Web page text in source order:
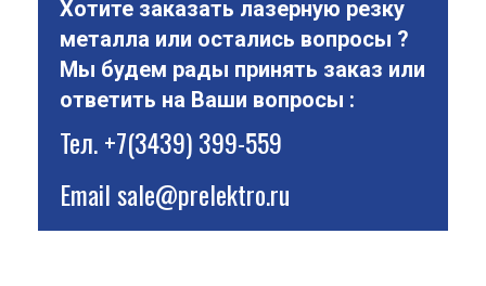
Хотите заказать лазерную резку
металла или остались вопросы ?
Мы будем рады принять заказ или
ответить на Ваши вопросы :
Тел.+7(3439) 399-559
Emailsale@prelektro.ru